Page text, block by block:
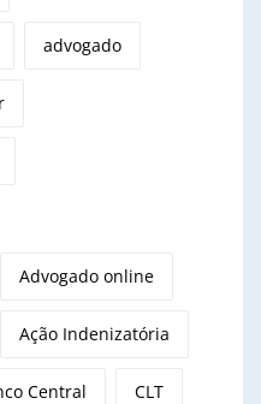
advogado
Advogado online
Ação Indenizatória
Central CLT